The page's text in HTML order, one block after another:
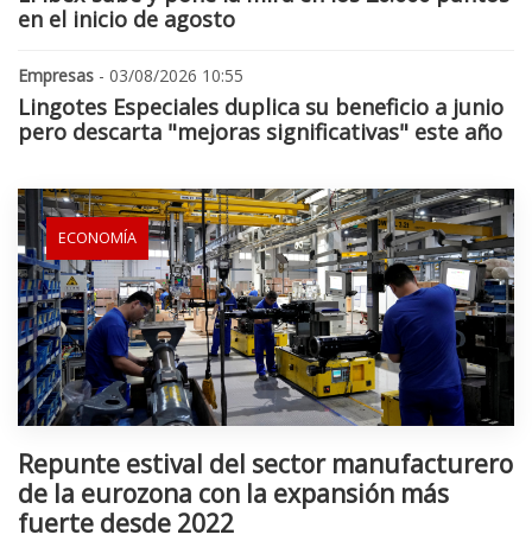
en el inicio de agosto
Empresas - 03/08/2026 10:55
Lingotes Especiales duplica su beneficio a junio
pero descarta "mejoras significativas" este año
ECONOMÍA
Repunte estival del sector manufacturero
de la eurozona con la expansión más
fuerte desde 2022